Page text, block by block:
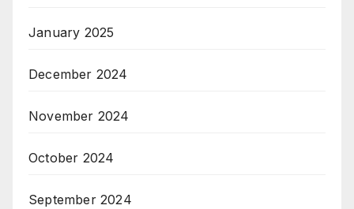
January 2025
December 2024
November 2024
October 2024
September 2024